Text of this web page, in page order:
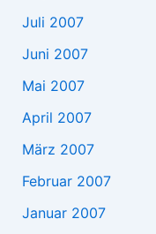
Juli 2007
Juni 2007
Mai 2007
April 2007
März 2007
Februar 2007
Januar 2007